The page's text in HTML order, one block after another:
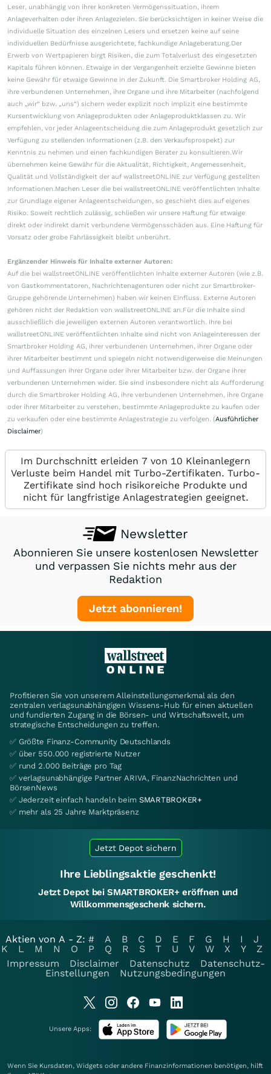
Leser, unabhängig von ihrer konkreten Vermögenssituation, ihrem
Anlageverhalten oder ihren Anlagezielen. Sie berücksichtigen in keiner Weise die
individuelle Situation des einzelnen Lesers und ersetzen keine auf seine
individuellen Bedürfnisse ausgerichtete, fachkundige Anlageberatung.Der
Erwerb von Wertpapieren birgt Risiken, die zum Totalverlust des eingesetzten
Kapitals führen können. Etwaige in der Vergangenheit erzielte Gewinne bieten
keine Gewähr für etwaige Gewinne in der Zukunft. Die Smartbroker Holding AG,
ihre verbundenen Unternehmen, ihre Organe und ihre Mitarbeiter (nachfolgend
auch „wir“ bzw. „uns“) sichern weder explizit noch implizit eine bestimmte
Kursentwicklung von Anlageprodukten oder Anlageproduktklassen zu. Wir
empfehlen, vor jeder Anlageentscheidung die zum Anlageprodukt gesetzlich zur
Verfügung zu stellenden Informationen (z.B. den Verkaufsprospekt) zur
Kenntnis zu nehmen und einen fachkundigen Berater zu konsultieren.Wir
übernehmen keine Gewähr für die Aktualität, Richtigkeit, Angemessenheit,
Qualität und Vollständigkeit der auf wallstreetONLINE zur Verfügung gestellten
Informationen.Machen Leser die bei wallstreetONLINE veröffentlichten Inhalte
zur Grundlage eigener Anlageentscheidungen, so geschieht dies auf eigenes
Risiko. Soweit rechtlich zulässig, schließen wir unsere Haftung für etwaige
direkt oder indirekt damit verbundene Vermögensschäden aus. Eine Haftung für
Vorsatz oder grobe Fahrlässigkeit bleibt unberührt.
Ergänzender Hinweis für Inhalte externer Autoren:
Auf die bei wallstreetONLINE veröffentlichten Inhalte externer Autoren (wie z.B.
von Gastkommentatoren, Nachrichtenagenturen oder nicht zur Smartbroker-
Gruppe gehörende Unternehmen) haben wir keinen Einfluss. Externe Autoren
gehören nicht der Redaktion von wallstreetONLINE an.Für die Inhalte sind
ausschließlich die jeweiligen externen Autoren verantwortlich. Ihre bei
wallstreetONLINE veröffentlichten Inhalte sind nicht von Anlageinteressen der
Smartbroker Holding AG, ihrer verbundenen Unternehmen, ihrer Organe oder
ihrer Mitarbeiter bestimmt und spiegeln nicht notwendigerweise die Meinungen
und Auffassungen ihrer Organe oder ihrer Mitarbeiter bzw. der Organe ihrer
verbundenen Unternehmen wider. Sie sind insbesondere nicht als Aufforderung
durch die Smartbroker Holding AG, ihre verbundenen Unternehmen, ihre Organe
oder ihrer Mitarbeiter zu verstehen, bestimmte Anlageprodukte zu kaufen oder
zu verkaufen oder eine bestimmte Anlagestrategie zu verfolgen. (Ausführlicher
Disclaimer)
Im Durchschnitt erleiden 7 von 10 Kleinanlegern
Verluste beim Handel mit Turbo-Zertifikaten. Turbo-
Zertifikate sind hoch risikoreiche Produkte und
nicht für langfristige Anlagestrategien geeignet.
Newsletter
Abonnieren Sie unsere kostenlosen Newsletter
und verpassen Sie nichts mehr aus der
Redaktion
Jetzt abonnieren!
Profitieren Sie von unserem Alleinstellungsmerkmal als den
zentralen verlagsunabhängigen Wissens-Hub für einen aktuellen
und fundierten Zugang in die Börsen- und Wirtschaftswelt, um
strategische Entscheidungen zu treffen.
✅ Größte Finanz-Community Deutschlands
✅ über 550.000 registrierte Nutzer
✅ rund 2.000 Beiträge pro Tag
✅ verlagsunabhängige Partner ARIVA, FinanzNachrichten und
BörsenNews
✅ Jederzeit einfach handeln beim SMARTBROKER+
✅ mehr als 25 Jahre Marktpräsenz
Jetzt Depot sichern
Ihre Lieblingsaktie geschenkt!
Jetzt Depot bei SMARTBROKER+ eröffnen und
Willkommensgeschenk sichern.
Aktien von A - Z: # A B C D E F G H I
J
K
L M N O P Q R S T U V W X Y
Z
Impressum
Disclaimer Datenschutz
Datenschutz-
Einstellungen
Nutzungsbedingungen
Unsere Apps:
Wenn Sie Kursdaten, Widgets oder andere Finanzinformationen benötigen, hilft